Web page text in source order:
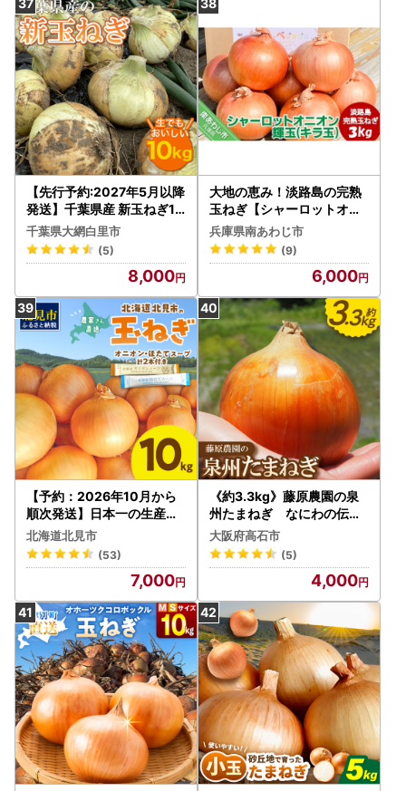
9]
【先行予約:2027年5月以降
発送】千葉県産 新玉ねぎ10
kg 生でもおいしい！ AD00
1
千葉県大網白里市
(5)
8,000
大地の恵み！淡路島の完熟
玉ねぎ【シャーロットオニ
オン 輝玉（キラ玉）】3k
g【6月中旬から配送】
兵庫県南あわじ市
(9)
6,000
【予約：2026年10月から
順次発送】日本一の生産地
！北海道北見市の玉ねぎ 10
kg！スープ2本付き♪ ( 玉ね
ぎ 玉葱 たまねぎ タマネギ
オニオン スープ 即席 料理 )
【164-0007-2026】
北海道北見市
(53)
7,000
《約3.3kg》藤原農園の泉
州たまねぎ なにわの伝統
野菜 サイズ混合【16358
93】
大阪府高石市
(5)
4,000